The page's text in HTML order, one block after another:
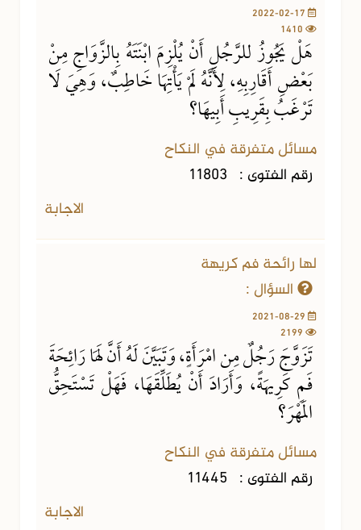
هَلْ يَجُوزُ للرَّجُلِ أَنْ يُلْزِمَ ابْنَتَهُ بِالزَّوَاجِ مِنْ
بَعْضِ أَقَارِبِهِ، لِأَنَّهُ لَمْ يَأْتِهَا خَاطِبٌ، وَهِيَ لَا
تَرْغَبُ بِقَرِيبِ أَبِيهَا؟
مسائل متفرقة في النكاح
رقم الفتوى : 11803
الاجابة
لها رائحة فم كريهة
السؤال :
تَزَوَّجَ رَجُلٌ مِن امْرَأَةٍ، وَتَبَيَّنَ لَهُ أَنَّ لَهَا رَائِحَةَ
فَمٍ كَرِيهَةً، وَأَرَادَ أَنْ يُطَلِّقَهَا، فَهَلْ تَسْتَحِقُّ
المَهْرَ؟
مسائل متفرقة في النكاح
رقم الفتوى : 11445
الاجابة